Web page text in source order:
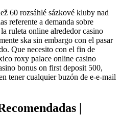
60 rozsáhlé sázkové kluby nad
referente a demanda sobre
ruleta online alrededor casino
ska sin embargo con el pasar
Que necesito con el fin de
roxy palace online casino
bonus on first deposit 500,
tener cualquier buzón de e-e-mail
|